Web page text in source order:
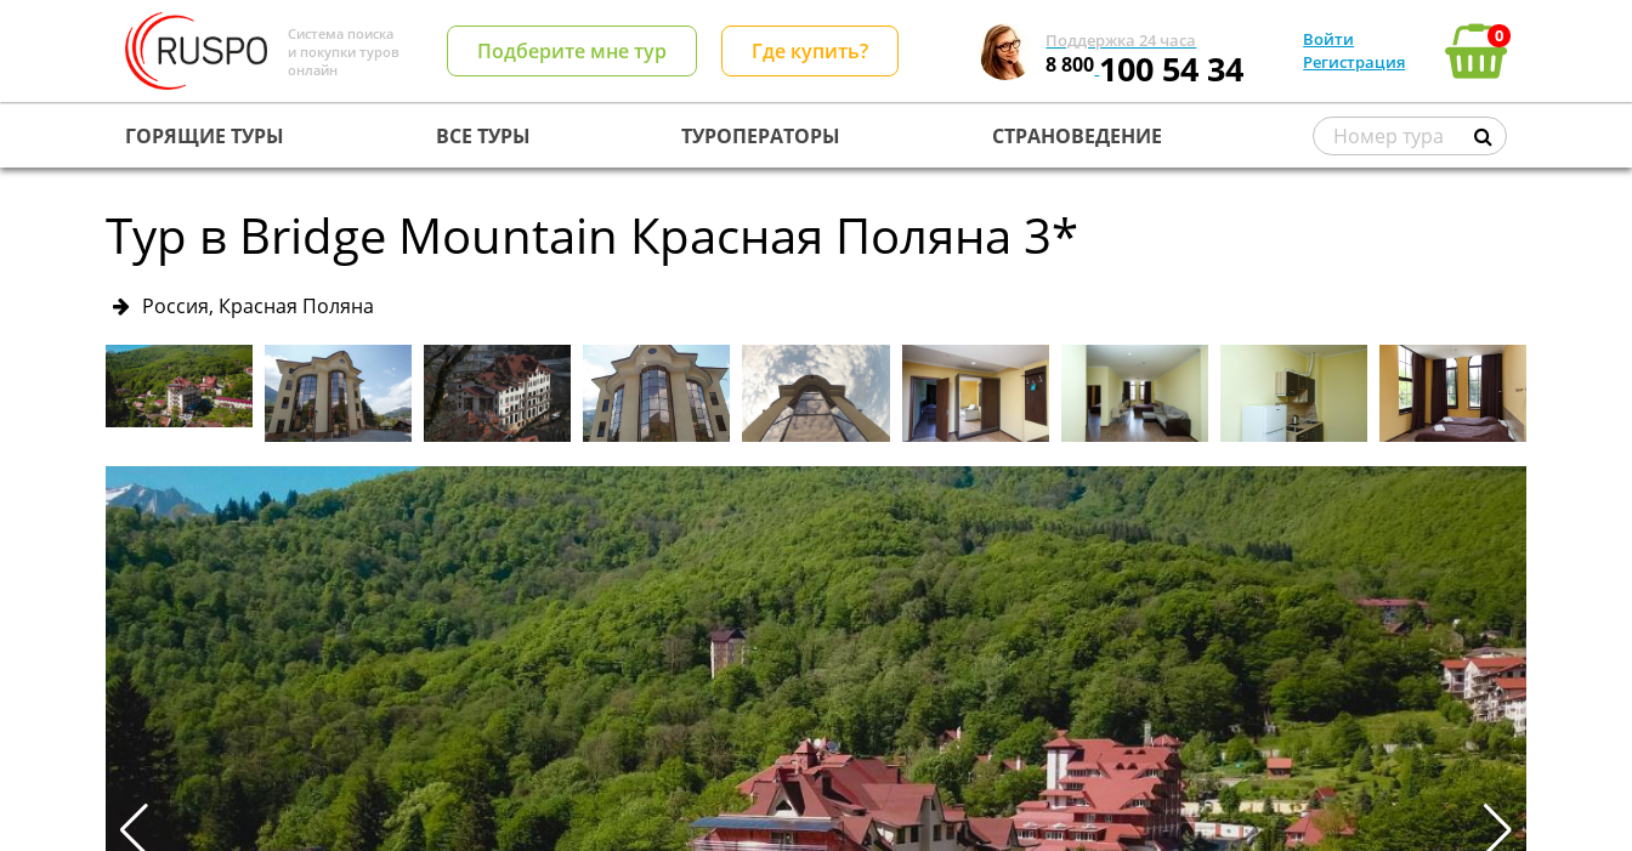
Система поиска
и покупки туров
онлайн
Подберите мне тур Где купить? Поддержка 24 часа
8 800100 54 34
Войти
Регистрация
0
ГОРЯЩИЕ ТУРЫ ВСЕ ТУРЫ ТУРОПЕРАТОРЫ СТРАНОВЕДЕНИЕ
Тур в Bridge Mountain Красная Поляна 3*
Россия, Красная Поляна